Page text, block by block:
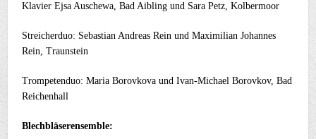
Klavier Ejsa Auschewa, Bad Aibling und Sara Petz, Kolbermoor
Streicherduo: Sebastian Andreas Rein und Maximilian Johannes
Rein, Traunstein
Trompetenduo: Maria Borovkova und Ivan-Michael Borovkov, Bad
Reichenhall
Blechbläserensemble: